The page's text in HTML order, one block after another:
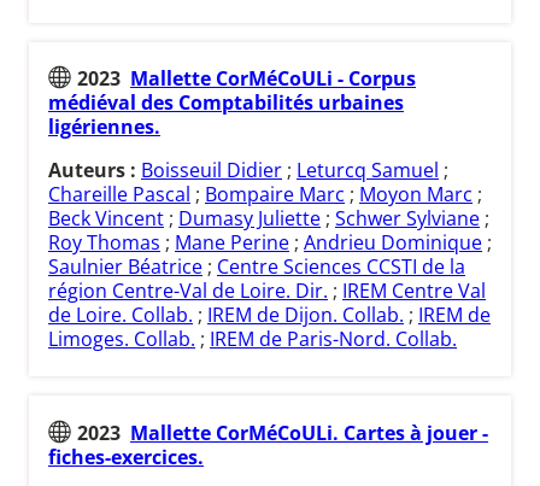
2023 Mallette CorMéCoULi - Corpus
médiéval des Comptabilités urbaines
ligériennes.
Auteurs : Boisseuil Didier; Leturcq Samuel ;
Chareille Pascal ; Bompaire Marc ; Moyon Marc ;
Beck Vincent; Dumasy Juliette; Schwer Sylviane;
Roy Thomas ; Mane Perine; Andrieu Dominique;
Saulnier Béatrice; Centre Sciences CCSTI de la
région Centre-Val de Loire. Dir. ; IREM Centre Val
de Loire. Collab. ; IREM de Dijon. Collab. ; IREM de
Limoges. Collab. ; IREM de Paris-Nord. Collab.
2023 Mallette CorMéCoULi. Cartes à jouer -
fiches-exercices.